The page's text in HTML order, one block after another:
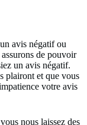
avis négatif ou
de pouvoir
un avis négatif.
plairont et que vous
votre avis
nous laissez des